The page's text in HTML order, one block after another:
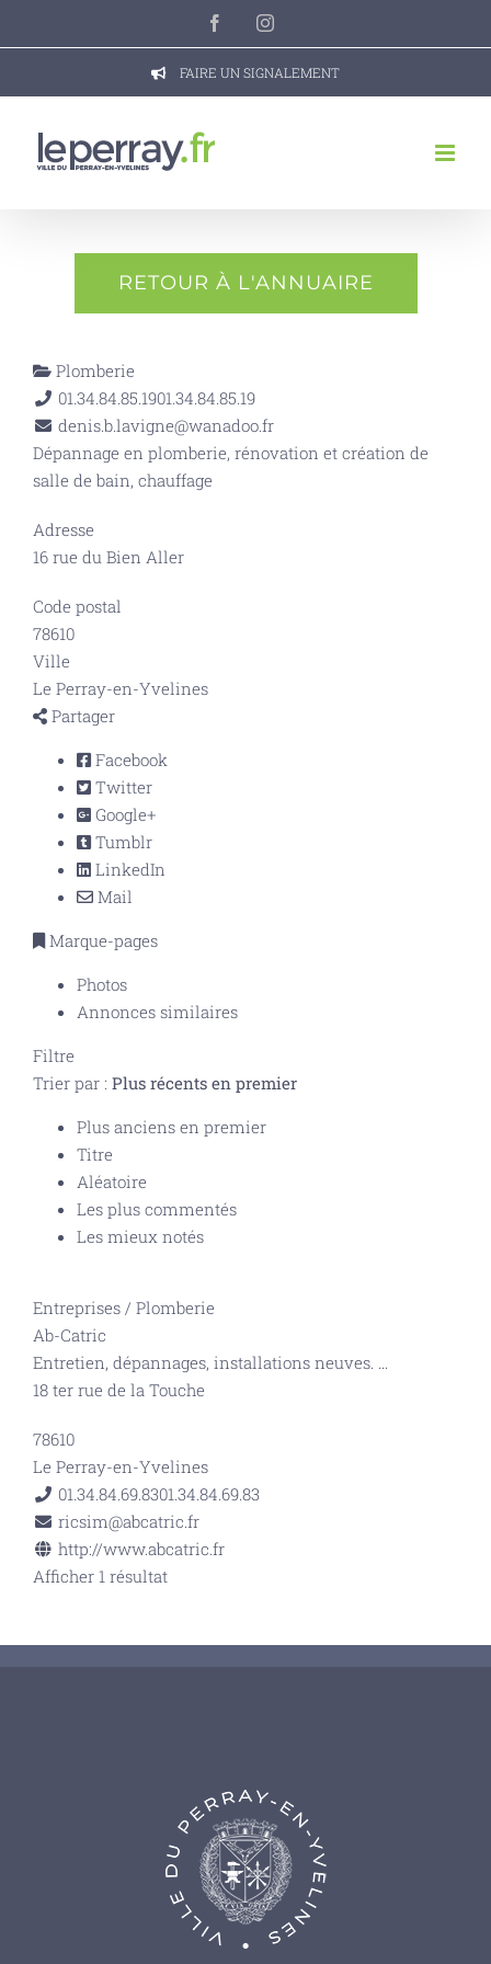
FacebookInstagram
FAIRE UN SIGNALEMENT
RETOUR À L'ANNUAIRE
Plomberie
01.34.84.85.1901.34.84.85.19
denis.b.lavigne@wanadoo.fr
Dépannage en plomberie, rénovation et création de
salle de bain, chauffage
Adresse
16 rue du Bien Aller
Code postal
78610
Ville
Le Perray-en-Yvelines
Partager
Facebook
Twitter
Google+
Tumblr
LinkedIn
Mail
Marque-pages
Photos
Annonces similaires
Filtre
Trier par : Plus récents en premier
Plus anciens en premier
Titre
Aléatoire
Les plus commentés
Les mieux notés
Entreprises / Plomberie
Ab-Catric
Entretien, dépannages, installations neuves. ...
18 ter rue de la Touche
78610
Le Perray-en-Yvelines
01.34.84.69.8301.34.84.69.83
ricsim@abcatric.fr
http://www.abcatric.fr
Afficher 1 résultat